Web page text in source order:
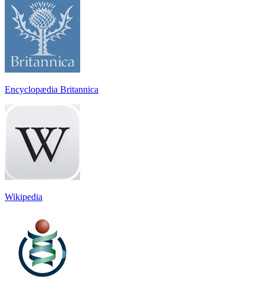
Encyclopædia Britannica
Wikipedia